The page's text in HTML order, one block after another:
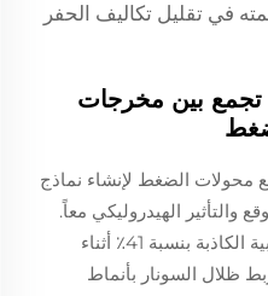
في تقليل تكاليف الحفر
تجمع بين مخرجات
محولات الضغط لإنشاء نماذج
والتأثير الهيدروليكي معاً.
ويقلل هذا الدمج من النتائج الإيجابية الكاذبة بنسبة 41٪ أثناء
ظلال السونار بأنماط